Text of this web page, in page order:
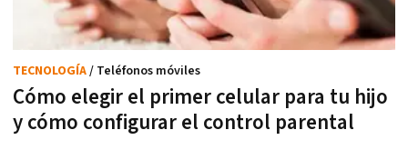
Cómo elegir el primer celular para tu hijo
y cómo configurar el control parental
TECNOLOGÍA/ Teléfonos móviles